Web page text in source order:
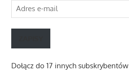
Adres
e-
mail
Dołącz do 17 innych subskrybentów